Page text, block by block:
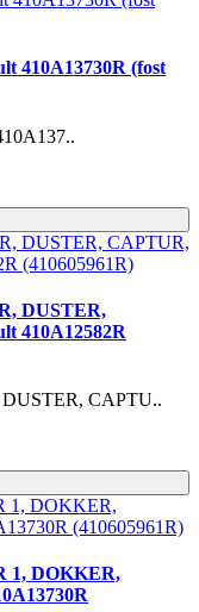
410A13730R (fost
DUSTER,
410A12582R
DUSTER, CAPTU..
1, DOKKER,